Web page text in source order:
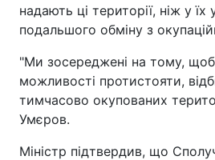
надають ці території, ніж у їх
подальшого обміну з
"Ми зосереджені на тому,
можливості протистояти,
тимчасово окупованих
Умєров.
Міністр підтвердив, що